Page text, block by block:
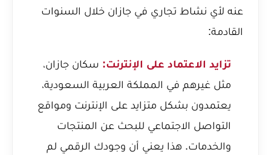
عنه لأي نشاط تجاري في جازان خلال السنوات
القادمة:
تزايد الاعتماد على الإنترنت: سكان جازان،
مثل غيرهم في المملكة العربية السعودية،
يعتمدون بشكل متزايد على الإنترنت ومواقع
التواصل الاجتماعي للبحث عن المنتجات
والخدمات. هذا يعني أن وجودك الرقمي لم